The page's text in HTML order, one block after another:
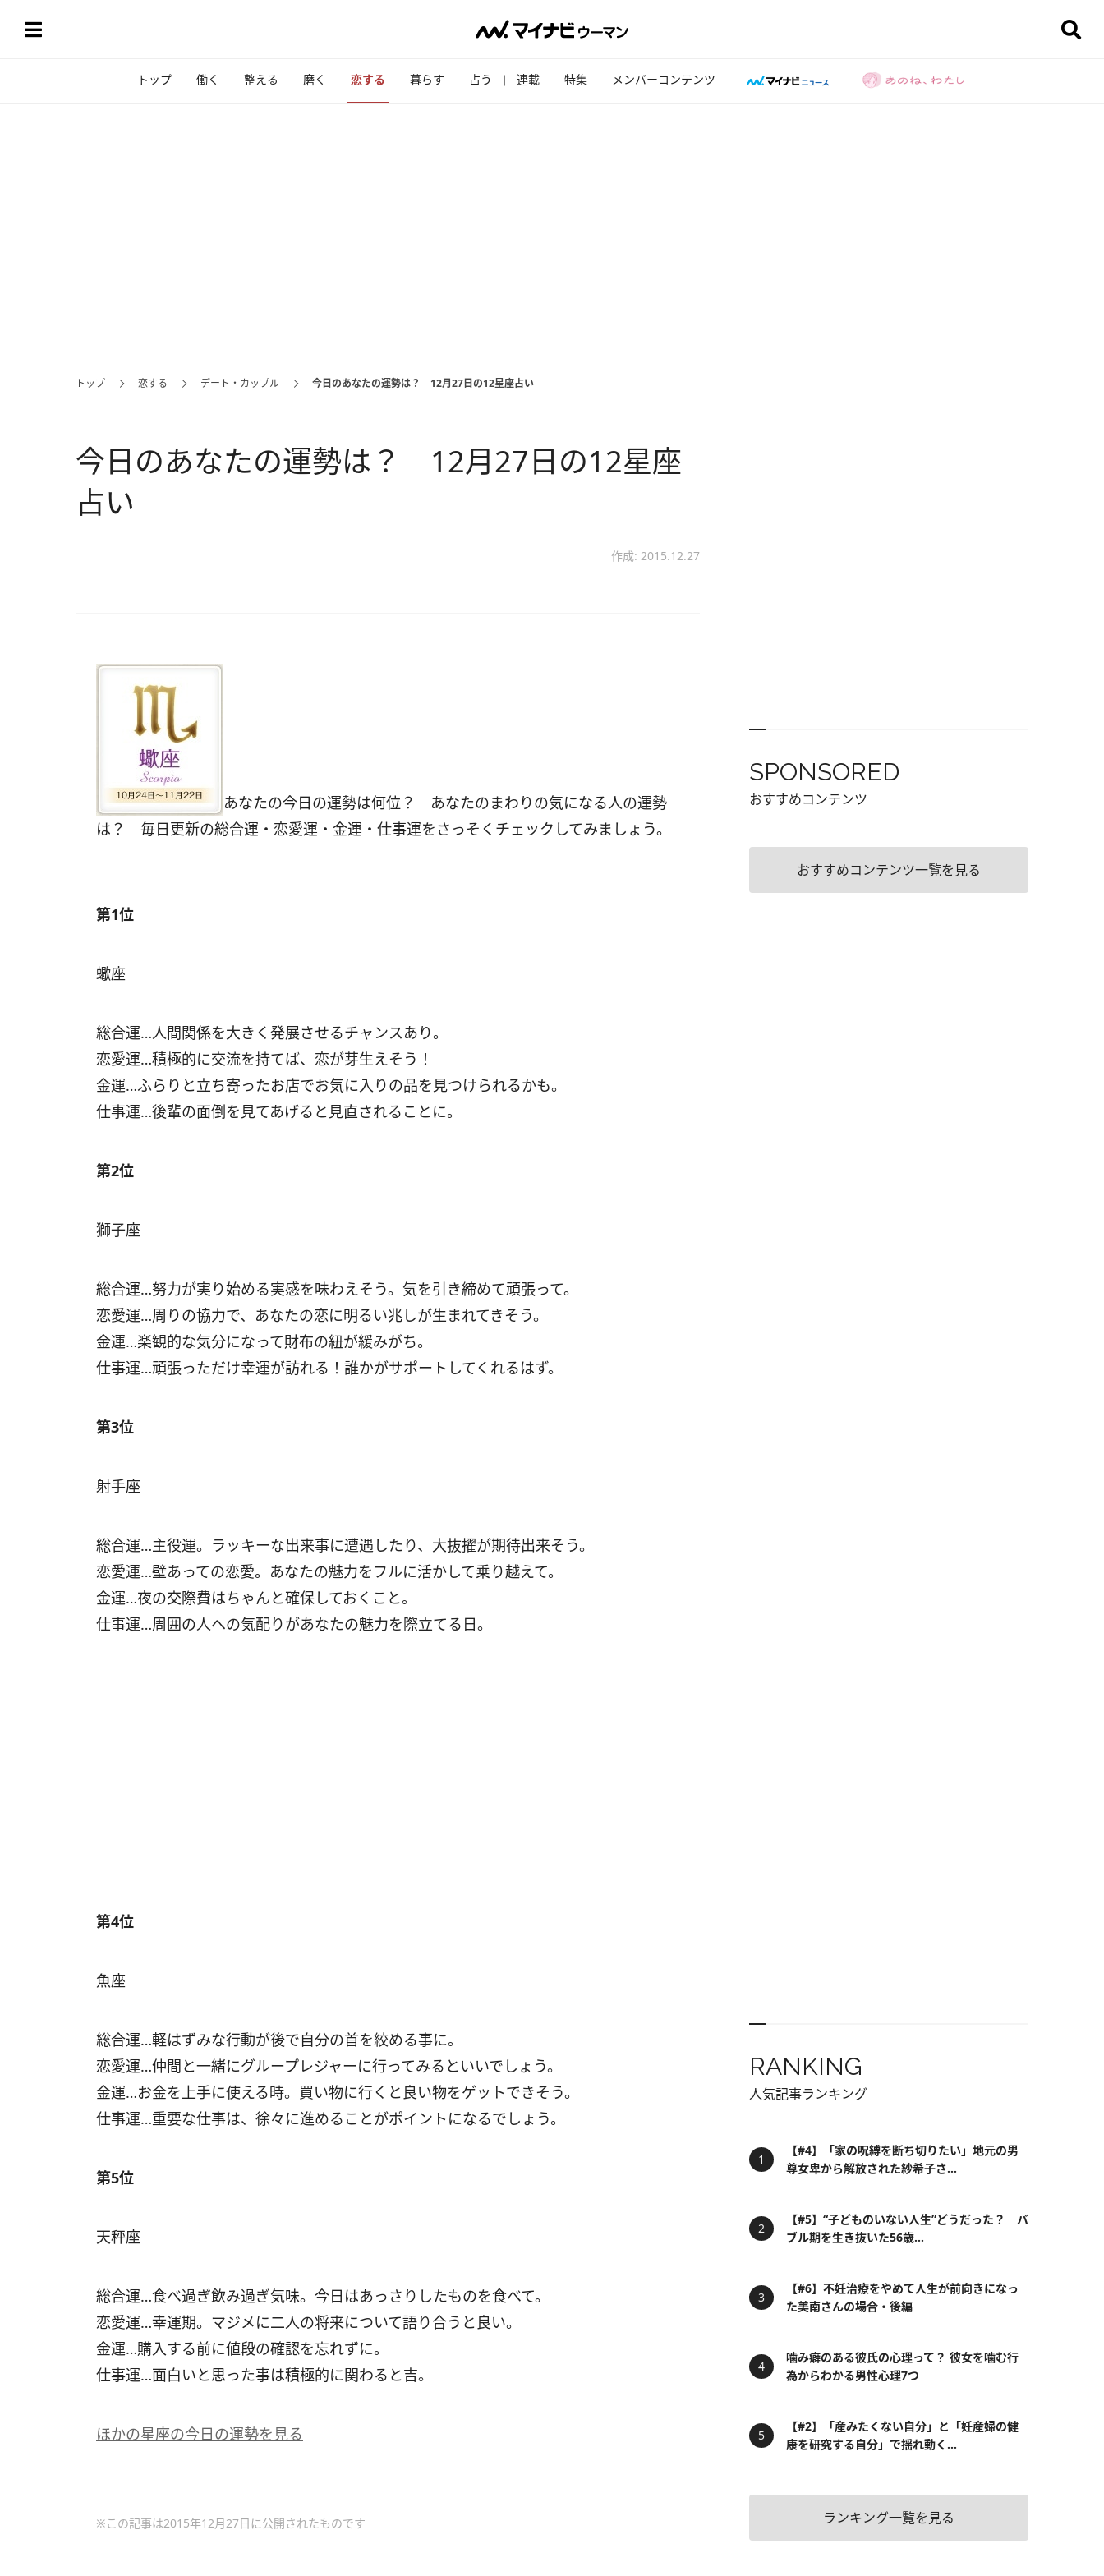
トップ 働く 整える 磨く 恋する 暮らす 占う 連載 特集 メンバーコンテンツ
トップ 恋する デート・カップル 今日のあなたの運勢は？ 12月27日の12星座占い
今日のあなたの運勢は？ 12月27日の12星座
占い
作成: 2015.12.27
あなたの今日の運勢は何位？ あなたのまわりの気になる人の運勢
は？ 毎日更新の総合運・恋愛運・金運・仕事運をさっそくチェックしてみましょう。
第1位
蠍座
総合運…人間関係を大きく発展させるチャンスあり。
恋愛運…積極的に交流を持てば、恋が芽生えそう！
金運…ふらりと立ち寄ったお店でお気に入りの品を見つけられるかも。
仕事運…後輩の面倒を見てあげると見直されることに。
第2位
獅子座
総合運…努力が実り始める実感を味わえそう。気を引き締めて頑張って。
恋愛運…周りの協力で、あなたの恋に明るい兆しが生まれてきそう。
金運…楽観的な気分になって財布の紐が緩みがち。
仕事運…頑張っただけ幸運が訪れる！誰かがサポートしてくれるはず。
第3位
射手座
総合運…主役運。ラッキーな出来事に遭遇したり、大抜擢が期待出来そう。
恋愛運…壁あっての恋愛。あなたの魅力をフルに活かして乗り越えて。
金運…夜の交際費はちゃんと確保しておくこと。
仕事運…周囲の人への気配りがあなたの魅力を際立てる日。
第4位
魚座
総合運…軽はずみな行動が後で自分の首を絞める事に。
恋愛運…仲間と一緒にグループレジャーに行ってみるといいでしょう。
金運…お金を上手に使える時。買い物に行くと良い物をゲットできそう。
仕事運…重要な仕事は、徐々に進めることがポイントになるでしょう。
第5位
天秤座
総合運…食べ過ぎ飲み過ぎ気味。今日はあっさりしたものを食べて。
恋愛運…幸運期。マジメに二人の将来について語り合うと良い。
金運…購入する前に値段の確認を忘れずに。
仕事運…面白いと思った事は積極的に関わると吉。
ほかの星座の今日の運勢を見る
※この記事は2015年12月27日に公開されたものです
SPONSORED
おすすめコンテンツ
おすすめコンテンツ一覧を見る
RANKING
人気記事ランキング
【#4】「家の呪縛を断ち切りたい」地元の男
尊女卑から解放された紗希子さ...
【#5】“子どものいない人生”どうだった？ バ
ブル期を生き抜いた56歳...
【#6】不妊治療をやめて人生が前向きになっ
た美南さんの場合・後編
噛み癖のある彼氏の心理って？ 彼女を噛む行
為からわかる男性心理7つ
【#2】「産みたくない自分」と「妊産婦の健
康を研究する自分」で揺れ動く...
ランキング一覧を見る